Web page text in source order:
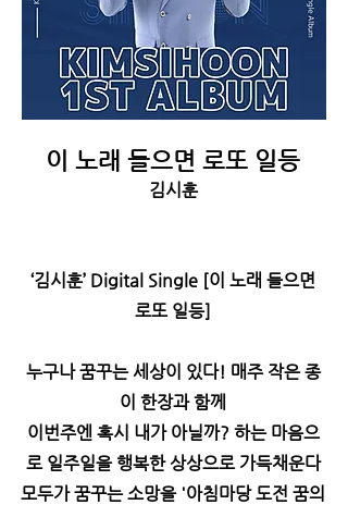
이 노래 들으면 로또 일등
김시훈
‘김시훈’ Digital Single [이 노래 들으면
로또 일등]
누구나 꿈꾸는 세상이 있다! 매주 작은 종
이 한장과 함께
이번주엔 혹시 내가 아닐까? 하는 마음으
로 일주일을 행복한 상상으로 가득채운다
모두가 꿈꾸는 소망을 '아침마당 도전 꿈의